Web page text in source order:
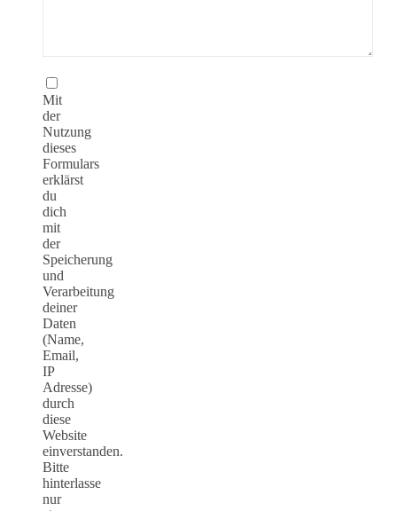
Mit
der
Nutzung
dieses
Formulars
erklärst
du
dich
mit
der
Speicherung
und
Verarbeitung
deiner
Daten
(Name,
Email,
IP
Adresse)
durch
diese
Website
einverstanden.
Bitte
hinterlasse
nur